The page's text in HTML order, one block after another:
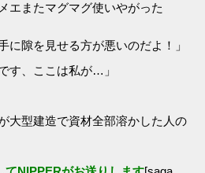
エまたマグマグ使いやがった
に隙を見せる方が悪いのだよ！」
す、ここは私が…」
大型建造で資材全部溶かした人の